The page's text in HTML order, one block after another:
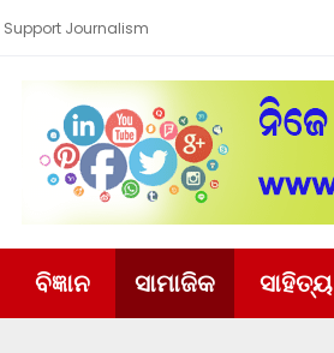
Support Journalism
ବିଜ୍ଞାନ ସାମାଜିକ ସାହିତ୍ୟ